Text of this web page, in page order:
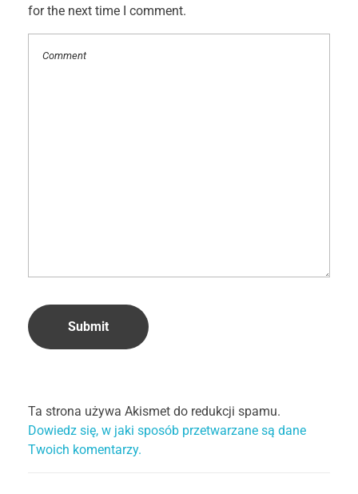
for the next time I comment.
Ta strona używa Akismet do redukcji spamu.
Dowiedz się, w jaki sposób przetwarzane są dane
Twoich komentarzy.